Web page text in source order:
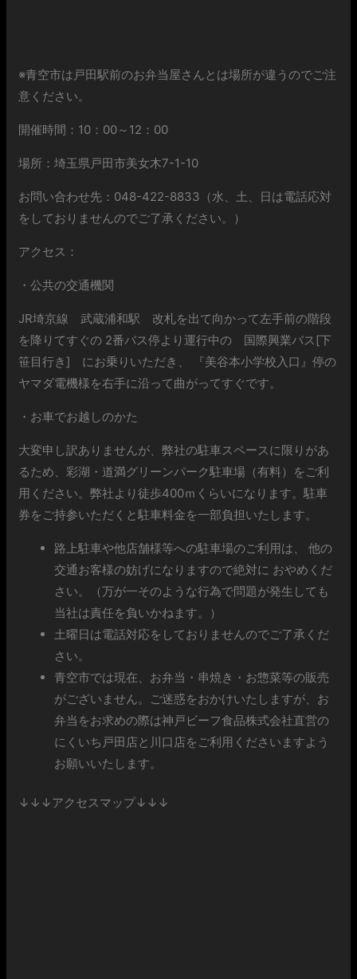
※青空市は戸田駅前のお弁当屋さんとは場所が違うのでご注
意ください。
開催時間：10：00～12：00
場所：埼玉県戸田市美女木7-1-10
お問い合わせ先：048-422-8833（水、土、日は電話応対
をしておりませんのでご了承ください。）
アクセス：
・公共の交通機関
JR埼京線 武蔵浦和駅 改札を出て向かって左手前の階段
を降りてすぐの 2番バス停より運行中の 国際興業バス[下
笹目行き] にお乗りいただき、 『美谷本小学校入口』停の
ヤマダ電機様を右手に沿って曲がってすぐです。
・お車でお越しのかた
大変申し訳ありませんが、弊社の駐車スペースに限りがあ
るため、彩湖・道満グリーンパーク駐車場（有料）をご利
用ください。弊社より徒歩400ｍくらいになります。駐車
券をご持参いただくと駐車料金を一部負担いたします。
路上駐車や他店舗様等への駐車場のご利用は、 他の
交通お客様の妨げになりますので絶対に おやめくだ
さい。（万が一そのような行為で問題が発生しても
当社は責任を負いかねます。）
土曜日は電話対応をしておりませんのでご了承くだ
さい。
青空市では現在、お弁当・串焼き・お惣菜等の販売
がございません。ご迷惑をおかけいたしますが、お
弁当をお求めの際は神戸ビーフ食品株式会社直営の
にくいち戸田店と川口店をご利用くださいますよう
お願いいたします。
↓↓↓アクセスマップ↓↓↓